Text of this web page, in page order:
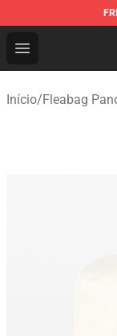
Open menu
Fleabag
Início/Fleabag